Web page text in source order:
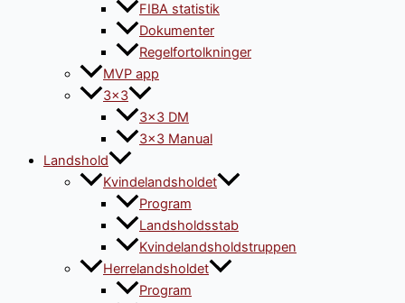
FIBA statistik
Dokumenter
Regelfortolkninger
MVP app
3×3
3×3 DM
3×3 Manual
Landshold
Kvindelandsholdet
Program
Landsholdsstab
Kvindelandsholdstruppen
Herrelandsholdet
Program